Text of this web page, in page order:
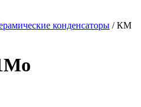
конденсаторы / КМ